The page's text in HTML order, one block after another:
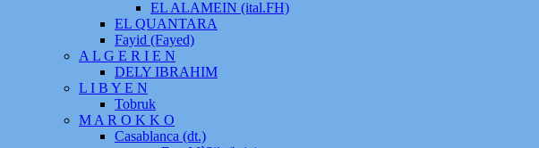
EL ALAMEIN (ital.FH)
EL QUANTARA
Fayid (Fayed)
A L G E R I E N
DELY IBRAHIM
L I B Y E N
Tobruk
M A R O K K O
Casablanca (dt.)